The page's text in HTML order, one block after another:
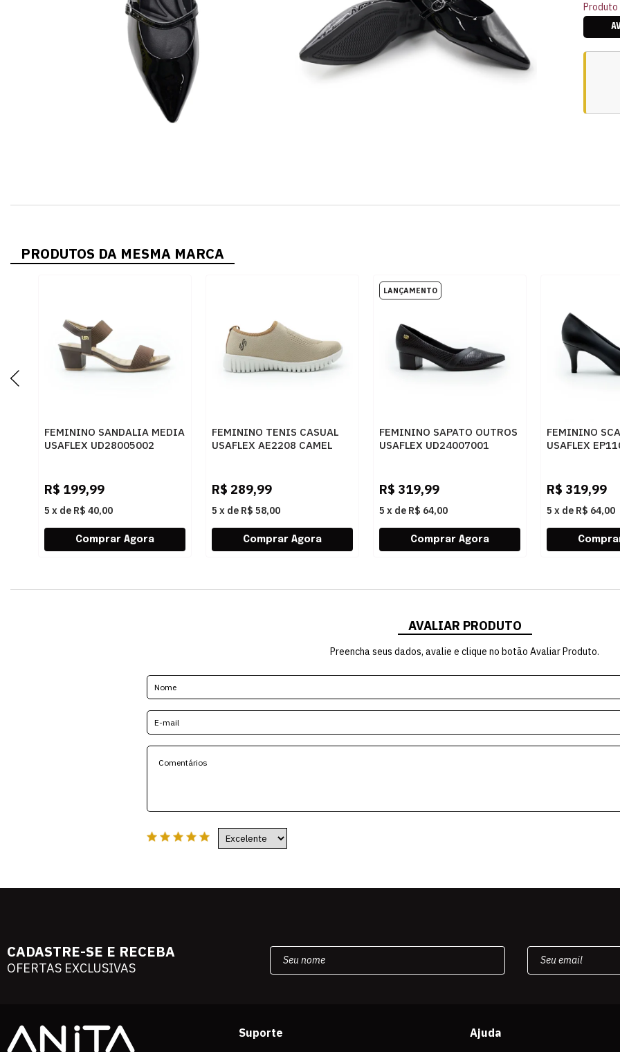
PRODUTOS DA MESMA MARCA
FEMININO SANDALIA MEDIA
USAFLEX UD28005002
R$ 199,99
5 x de R$ 40,00
FEMININO TENIS CASUAL
USAFLEX AE2208 CAMEL
R$ 289,99
5 x de R$ 58,00
FEMININO SAPATO OUTROS
USAFLEX UD24007001
R$ 319,99
5 x de R$ 64,00
FEMININO
USAFLEX
R$ 319,99
5 x de R$ 64,00
AVALIAR PRODUTO
Preencha seus dados, avalie e clique no botão Avaliar Produto.
CADASTRE-SE E RECEBA
OFERTAS EXCLUSIVAS
Suporte
Ajuda